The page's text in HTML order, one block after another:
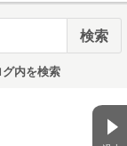
内を検索